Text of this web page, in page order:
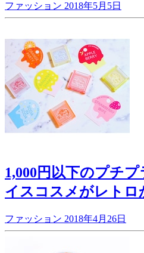
ファッション 2018年5月5日
1,000円以下のプチ
イスコスメがレトロ
ファッション 2018年4月26日